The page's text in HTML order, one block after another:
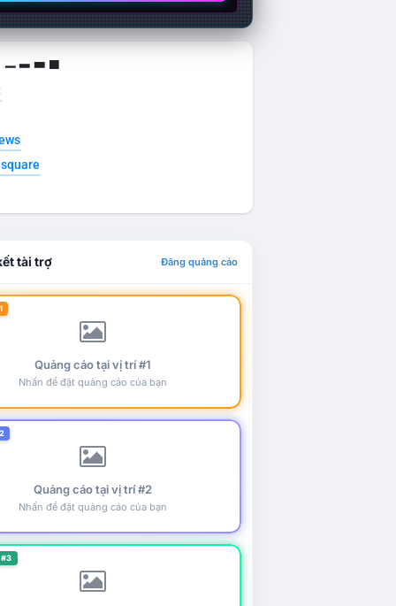
▁ ▂ ▃ ▄
tài trợ Đăng quảng cáo
Quảng cáo tại vị trí #1
Nhấn để đặt quảng cáo của bạn
Quảng cáo tại vị trí #2
Nhấn để đặt quảng cáo của bạn